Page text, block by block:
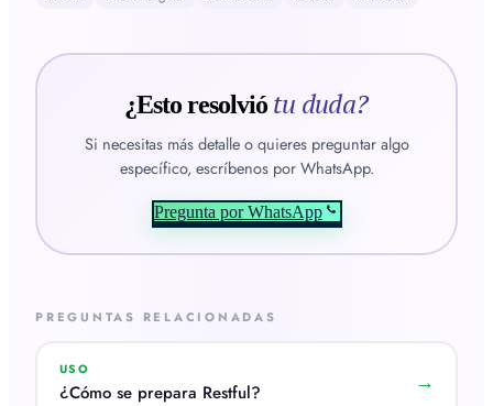
¿Esto resolvió tu duda?
Si necesitas más detalle o quieres preguntar algo
específico, escríbenos por WhatsApp.
Pregunta por WhatsApp
PREGUNTAS RELACIONADAS
USO
¿Cómo se prepara Restful? →